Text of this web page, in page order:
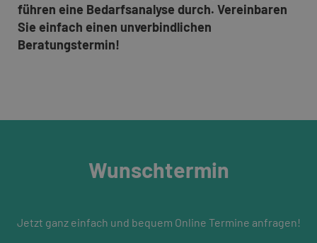
führen eine Bedarfsanalyse durch. Vereinbaren
Sie einfach einen unverbindlichen
Beratungstermin!
Wunschtermin
Jetzt ganz einfach und bequem Online Termine anfragen!